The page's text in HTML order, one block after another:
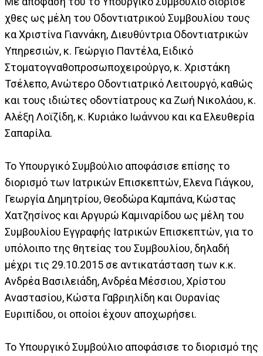
χθες ως μέλη του Οδοντιατρικού Συμβουλίου τους
κα Χριστίνα Γιαννάκη, Διευθύντρια Οδοντιατρικών
Υπηρεσιών, κ. Γεώργιο Παντέλα, Ειδικό
Στοματογναθοπροσωποχειρούργο, κ. Χριστάκη
Τσέλεπο, Ανώτερο Οδοντιατρικό Λειτουργό, καθώς
και τους ιδιώτες οδοντίατρους κα Ζωή Νικολάου, κ.
Αλέξη Λοϊζίδη, κ. Κυριάκο Ιωάννου και κα Ελευθερία
Σαπαρίλα.
Το Υπουργικό Συμβούλιο αποφάσισε επίσης το
διορισμό των Ιατρικών Επισκεπτών, Ελενα Γιάγκου,
Γεωργία Δημητρίου, Θεοδώρα Καμπάνα, Κώστας
Χατζησίνος και Αργυρώ Καμιναρίδου ως μέλη του
Συμβουλίου Εγγραφής Ιατρικών Επισκεπτών, για το
υπόλοιπο της θητείας του Συμβουλίου, δηλαδή
μέχρι τις 29.10.2015 σε αντικατάσταση των κ.κ.
Ανδρέα Βασιλειάδη, Ανδρέα Μέσσιου, Χρίστου
Αναστασίου, Κώστα Γαβριηλίδη και Ουρανίας
Ευριπίδου, οι οποίοι έχουν αποχωρήσει.
Το Υπουργικό Συμβούλιο αποφάσισε το διορισμό της